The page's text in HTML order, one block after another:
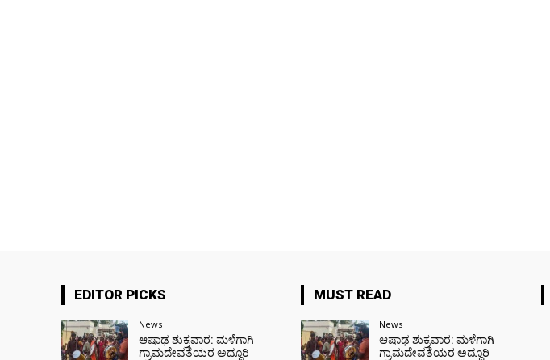
EDITOR PICKS
News
ಆಷಾಢ ಶುಕ್ರವಾರ: ಮಳೆಗಾಗಿ
ಗ್ರಾಮದೇವತೆಯರ ಅದ್ದೂರಿ
MUST READ
News
ಆಷಾಢ ಶುಕ್ರವಾರ: ಮಳೆಗಾಗಿ
ಗ್ರಾಮದೇವತೆಯರ ಅದ್ದೂರಿ